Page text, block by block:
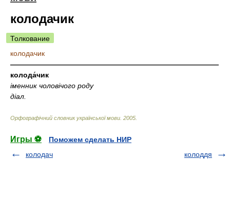
колодачик
Толкование
колодачик
—————————————————————————————
колода́чик
іменник чоловічого роду
діал.
Орфографічний словник української мови 2005
Игры ⚽
Поможем сделать НИР
колодач
колоддя